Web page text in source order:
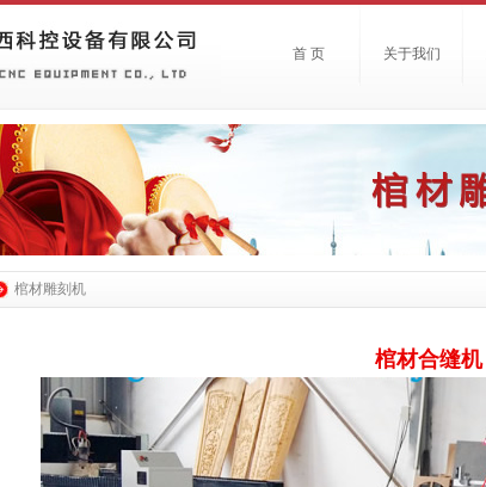
首 页 关于我们
棺材雕刻机
棺材合缝机